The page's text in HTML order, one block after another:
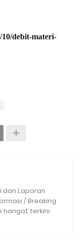
debit-materi-
dan Laporan
/ Breaking
hangat terkini